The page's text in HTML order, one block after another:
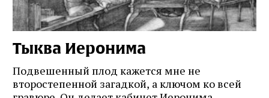
Тыква Иеронима
Подвешенный плод кажется мне не
второстепенной загадкой, а ключом ко всей